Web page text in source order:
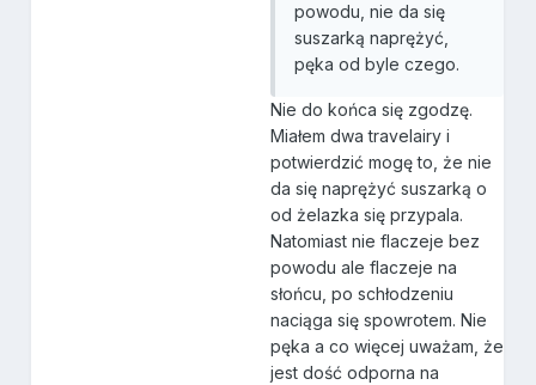
powodu, nie da się
suszarką naprężyć,
pęka od byle czego.
Nie do końca się zgodzę.
Miałem dwa travelairy i
potwierdzić mogę to, że nie
da się naprężyć suszarką o
od żelazka się przypala.
Natomiast nie flaczeje bez
powodu ale flaczeje na
słońcu, po schłodzeniu
naciąga się spowrotem. Nie
pęka a co więcej uważam, że
jest dość odporna na